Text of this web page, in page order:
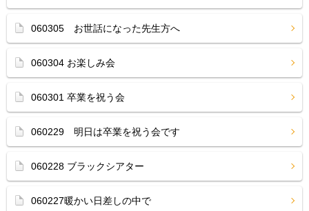
060305 お世話になった先生方へ
060304 お楽しみ会
060301 卒業を祝う会
060229 明日は卒業を祝う会です
060228 ブラックシアター
060227暖かい日差しの中で